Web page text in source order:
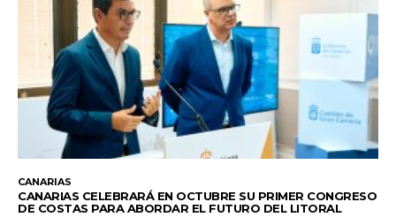
CANARIAS
CANARIAS CELEBRARÁ EN OCTUBRE SU PRIMER CONGRESO
DE COSTAS PARA ABORDAR EL FUTURO DEL LITORAL